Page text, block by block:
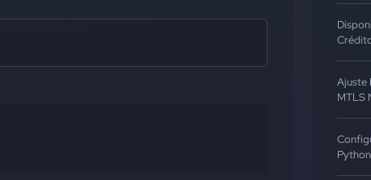
Ajuste
MTLS